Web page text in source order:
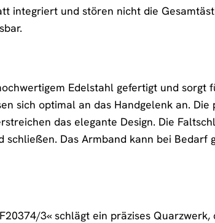
integriert und stören nicht die
Edelstahl gefertigt und sorgt
sich optimal an das Handgelenk an.
das elegante Design. Die
Das Armband kann bei Bedarf
3« schlägt ein präzises